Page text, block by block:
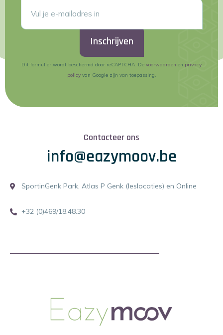
Inschrijven
Dit formulier wordt beschermd door reCAPTCHA. De voorwaarden en privacy
policyvan Google zijn van toepassing.
Contacteer ons
info@eazymoov.be
SportinGenk Park, Atlas P Genk (leslocaties) en Online
+32 (0)469/18.48.30